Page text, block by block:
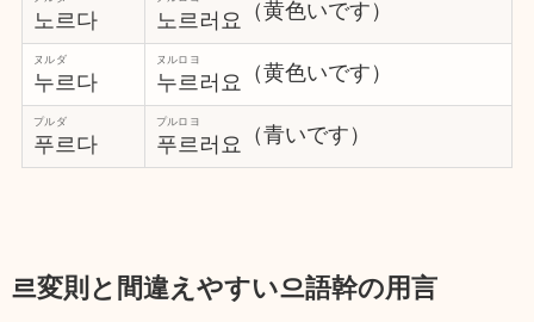
노르다 노르러요 （黄色いです）
누르다
ヌルダ
누르러요
ヌルロヨ
（黄色いです）
푸르다
プルダ
푸르러요
プルロヨ
（青いです）
르変則と間違えやすい으語幹の用言